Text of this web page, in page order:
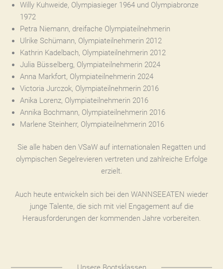
Willy Kuhweide, Olympiasieger 1964 und Olympiabronze
1972
Petra Niemann, dreifache Olympiateilnehmerin
Ulrike Schümann, Olympiateilnehmerin 2012
Kathrin Kadelbach, Olympiateilnehmerin 2012
Julia Büsselberg, Olympiateilnehmerin 2024
Anna Markfort, Olympiateilnehmerin 2024
Victoria Jurczok, Olympiateilnehmerin 2016
Anika Lorenz, Olympiateilnehmerin 2016
Annika Bochmann, Olympiateilnehmerin 2016
Marlene Steinherr, Olympiateilnehmerin 2016
Sie alle haben den VSaW auf internationalen Regatten und
olympischen Segelrevieren vertreten und zahlreiche Erfolge
erzielt.
Auch heute entwickeln sich bei den WANNSEEATEN wieder
junge Talente, die sich mit viel Engagement auf die
Herausforderungen der kommenden Jahre vorbereiten.